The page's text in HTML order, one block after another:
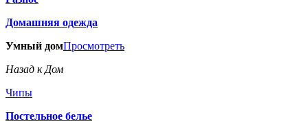
Домашняя одежда
Умный домПросмотреть
Назад к Дом
Чипы
Постельное белье